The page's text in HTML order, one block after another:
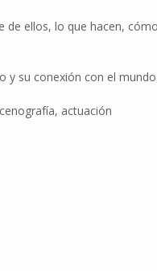
de ellos, lo que hacen,
y su conexión con el
actuación